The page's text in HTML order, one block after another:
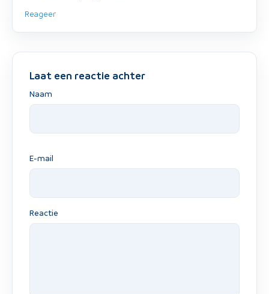
Reageer
Laat een reactie achter
Naam
E-mail
Reactie